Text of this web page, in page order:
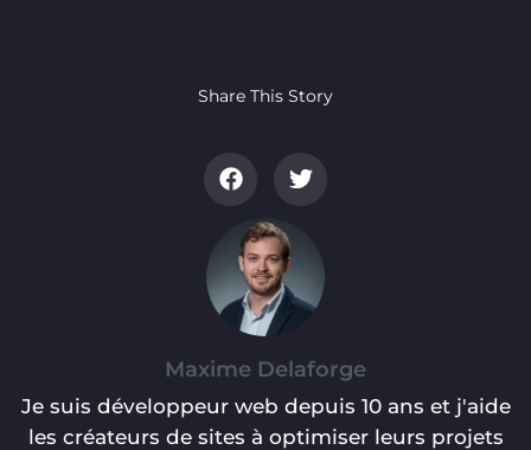
Share This Story
Maxime Delaforge
Je suis développeur web depuis 10 ans et j'aide
les créateurs de sites à optimiser leurs projets